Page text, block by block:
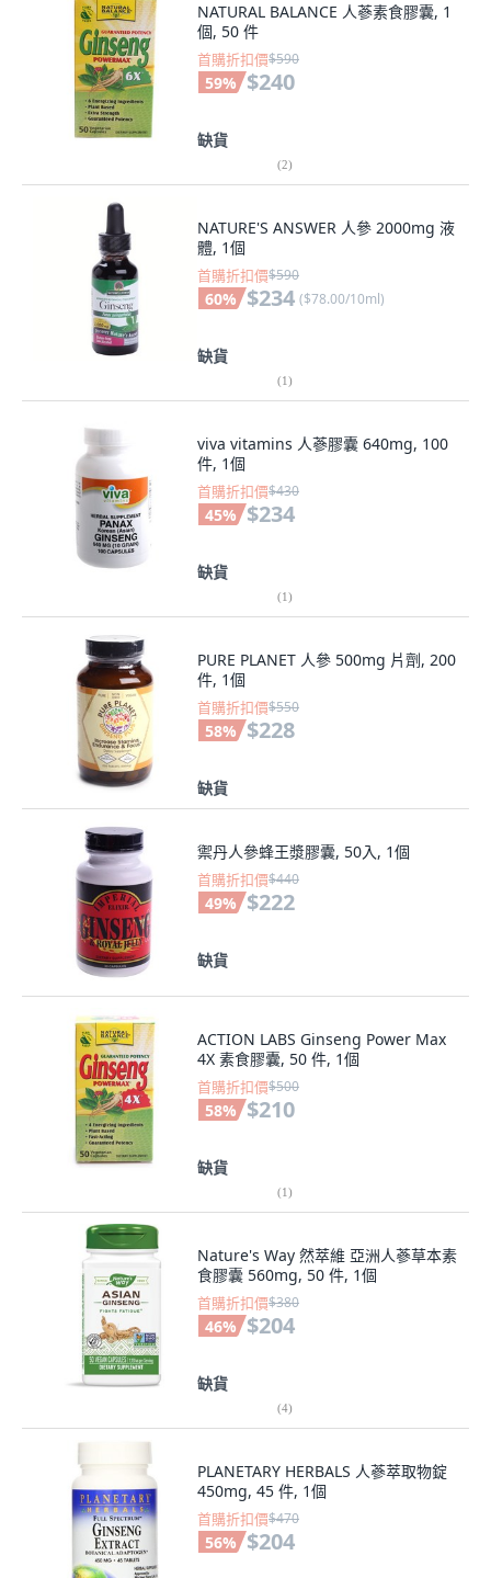
NATURAL BALANCE 人蔘素食膠囊, 1
個, 50 件
首購折扣價$590
59% $240
缺貨
(2)
NATURE'S ANSWER 人參 2000mg 液
體, 1個
首購折扣價$590
60% $234 ($78.00/10ml)
缺貨
(1)
viva vitamins 人蔘膠囊 640mg, 100
件, 1個
首購折扣價$430
45% $234
缺貨
(1)
PURE PLANET 人參 500mg 片劑, 200
件, 1個
首購折扣價$550
58% $228
缺貨
禦丹人參蜂王漿膠囊, 50入, 1個
首購折扣價$440
49% $222
缺貨
ACTION LABS Ginseng Power Max
4X 素食膠囊, 50 件, 1個
首購折扣價$500
58% $210
缺貨
(1)
Nature's Way 然萃維 亞洲人蔘草本素
食膠囊 560mg, 50 件, 1個
首購折扣價$380
46% $204
缺貨
(4)
PLANETARY HERBALS 人蔘萃取物錠
450mg, 45 件, 1個
首購折扣價$470
56% $204